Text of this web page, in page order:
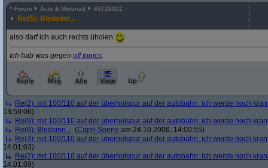
^ Forum Auto & Motorrad #3729022
Re(5): Bledsinn...
also darf ich auch rechts üholen
Ich hab was gegen off topics.
Re(2): mit 100/110 auf der überholspur auf der autobahn: ich werde noch
13:59:06)
Re(9): mit 100/110 auf der überholspur auf der autobahn: ich werde noch
Re(6): Bledsinn... (Capri-Sonne am 24.10.2006, 14:00:55)
Re(3): mit 100/110 auf der überholspur auf der autobahn: ich werde noch
14:01:03)
Re(2): mit 100/110 auf der überholspur auf der autobahn: ich werde noch
14:01:09)